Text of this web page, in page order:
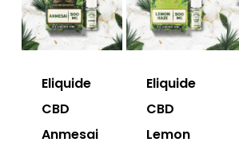
Eliquide
CBD
Anmesai
Eliquide
CBD
Lemon